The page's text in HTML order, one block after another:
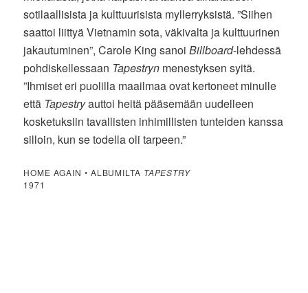
sotilaallisista ja kulttuurisista myllerryksistä. ”Siihen
saattoi liittyä Vietnamin sota, väkivalta ja kulttuurinen
jakautuminen”, Carole King sanoiBillboard-lehdessä
pohdiskellessaan Tapestryn menestyksen syitä.
”Ihmiset eri puolilla maailmaa ovat kertoneet minulle
että Tapestryauttoi heitä pääsemään uudelleen
kosketuksiin tavallisten inhimillisten tunteiden kanssa
silloin, kun se todella oli tarpeen.”
HOME AGAIN • ALBUMILTA TAPESTRY
1971